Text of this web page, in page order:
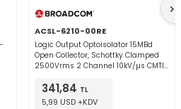
ACSL-6210-00RE
Logic Output Optoisolator 15MBd
Open Collector, Schottky Clamped
2500Vrms 2 Channel 10kV/µs CMTI
341,84 TL
5,99 USD +KDV